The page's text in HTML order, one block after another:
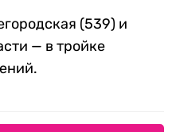
(539) и
— в тройке